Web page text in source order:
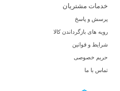
و کویل‌های صنعتی فعالیت دارد و
و بهینه‌سازی سیستم‌های سرمایشی و
خدمات مشتریان
پرسش و پاسخ
رویه های بازگرداندن کالا
شرایط و قوانین
حریم خصوصی
تماس با ما